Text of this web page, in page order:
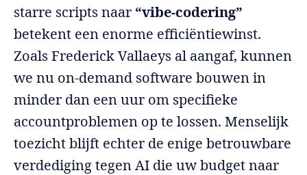
starre scripts naar “vibe-codering”
betekent een enorme efficiëntiewinst.
Zoals Frederick Vallaeys al aangaf, kunnen
we nu on-demand software bouwen in
minder dan een uur om specifieke
accountproblemen op te lossen. Menselijk
toezicht blijft echter de enige betrouwbare
verdediging tegen AI die uw budget naar